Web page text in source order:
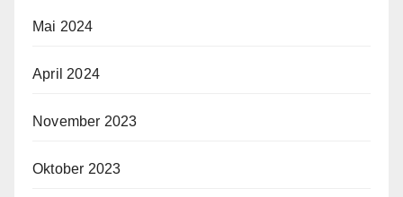
Mai 2024
April 2024
November 2023
Oktober 2023